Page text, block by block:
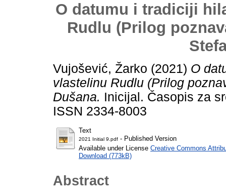
O datumu i tradiciji
Rudlu (Prilog
Vujošević, Žarko (2021) O
vlastelinu Rudlu (Prilog
Dušana. Inicijal. Časopis za
ISSN 2334-8003
Text
2021 Initial 9.pdf - Published Version
Available under License Creative Commons
Download (773kB)
Abstract